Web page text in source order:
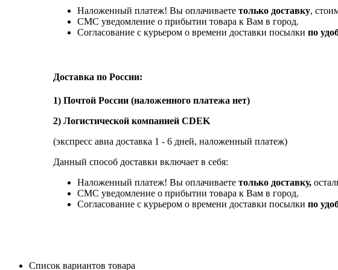
Наложенный платеж! Вы оплачиваете только доставку,
СМС уведомление о прибытии товара к Вам в город.
Согласование с курьером о времени доставки посылки по
Доставка по России:
1) Почтой России (наложенного платежа нет)
2) Логистической компанией CDEK
(экспресс авиа доставка 1 - 6 дней, наложенный платеж)
Данный способ доставки включает в себя:
Наложенный платеж! Вы оплачиваете только доставку,
СМС уведомление о прибытии товара к Вам в город.
Согласование с курьером о времени доставки посылки по
Список вариантов товара